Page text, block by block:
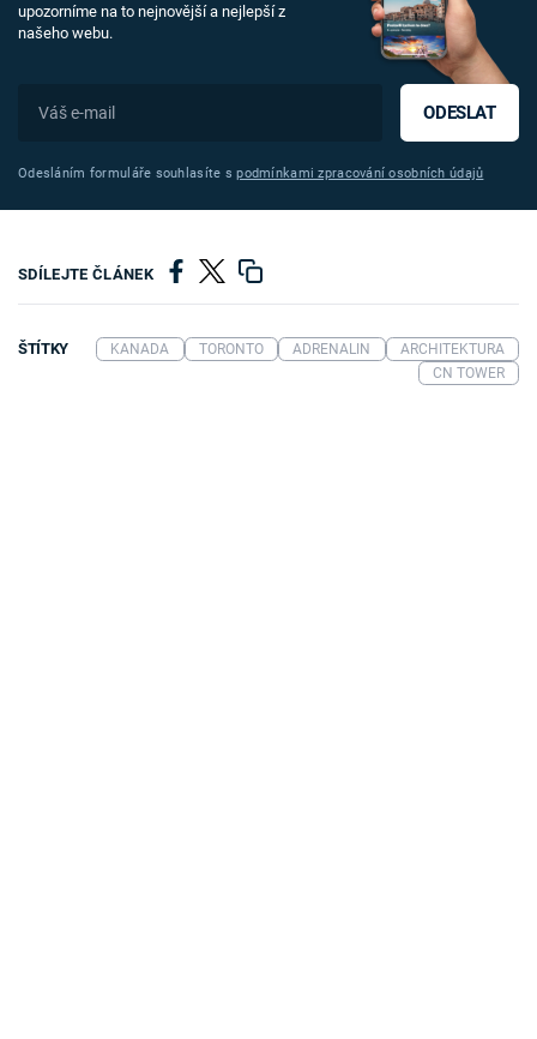
upozorníme na to nejnovější a nejlepší z
našeho webu.
ODESLAT
Odesláním formuláře souhlasíte spodmínkami zpracování osobních údajů
SDÍLEJTE ČLÁNEK
ŠTÍTKY KANADA TORONTO ADRENALIN
ARCHITEKTURA
CN TOWER